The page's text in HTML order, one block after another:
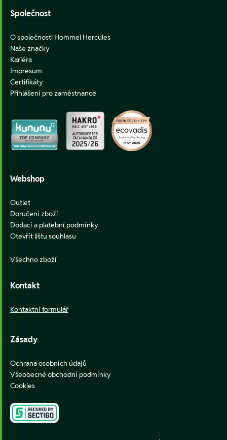
Společnost
O společnosti Hommel Hercules
Naše značky
Kariéra
Impresum
Certifikáty
Přihlášení pro zaměstnance
Webshop
Outlet
Doručení zboží
Dodací a platební podmínky
Otevřít lištu souhlasu
Všechno zboží
Kontakt
Kontaktní formulář
Zásady
Ochrana osobních údajů
Všeobecné obchodní podmínky
Cookies